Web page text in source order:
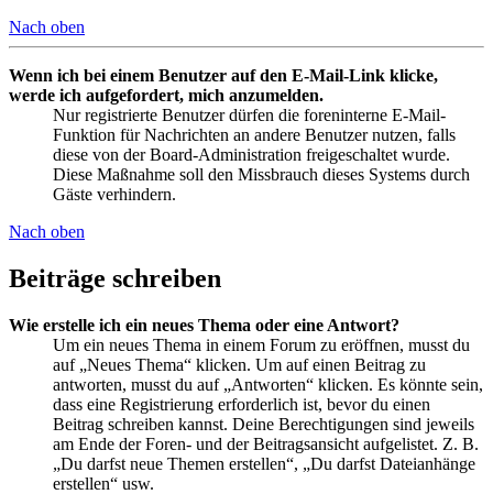
Nach oben
Wenn ich bei einem Benutzer auf den E-Mail-Link klicke,
werde ich aufgefordert, mich anzumelden.
Nur registrierte Benutzer dürfen die foreninterne E-Mail-
Funktion für Nachrichten an andere Benutzer nutzen, falls
diese von der Board-Administration freigeschaltet wurde.
Diese Maßnahme soll den Missbrauch dieses Systems durch
Gäste verhindern.
Nach oben
Beiträge schreiben
Wie erstelle ich ein neues Thema oder eine Antwort?
Um ein neues Thema in einem Forum zu eröffnen, musst du
auf „Neues Thema“ klicken. Um auf einen Beitrag zu
antworten, musst du auf „Antworten“ klicken. Es könnte sein,
dass eine Registrierung erforderlich ist, bevor du einen
Beitrag schreiben kannst. Deine Berechtigungen sind jeweils
am Ende der Foren- und der Beitragsansicht aufgelistet. Z. B.
„Du darfst neue Themen erstellen“, „Du darfst Dateianhänge
erstellen“ usw.